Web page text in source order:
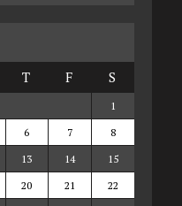
T F S
1
6 7
8
13 14
15
20 21
22